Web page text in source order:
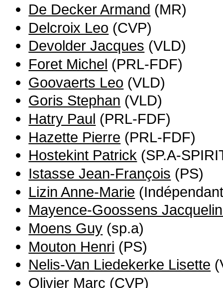
De Decker Armand (MR)
Delcroix Leo (CVP)
Devolder Jacques (VLD)
Foret Michel (PRL-FDF)
Goovaerts Leo (VLD)
Goris Stephan (VLD)
Hatry Paul (PRL-FDF)
Hazette Pierre (PRL-FDF)
Hostekint Patrick (SP.A-
Istasse Jean-François (PS)
Lizin Anne-Marie
Mayence-Goossens
Moens Guy (sp.a)
Mouton Henri (PS)
Nelis-Van Liedekerke Lisette
Olivier Marc (CVP)